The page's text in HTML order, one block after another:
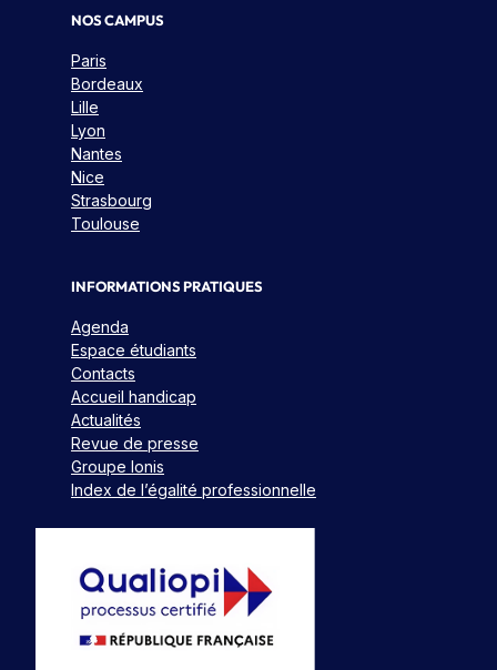
NOS CAMPUS
Paris
Bordeaux
Lille
Lyon
Nantes
Nice
Strasbourg
Toulouse
INFORMATIONS PRATIQUES
Agenda
Espace étudiants
Contacts
Accueil handicap
Actualités
Revue de presse
Groupe Ionis
Index de l’égalité professionnelle